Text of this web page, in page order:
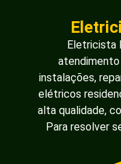
Eletricista
atendimento
instalações,
elétricos
alta qualidade,
Para resolver